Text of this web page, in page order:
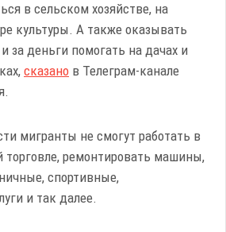
в сельском хозяйстве, на
культуры. А также оказывать
за деньги помогать на дачах и
сказано в Телеграм-канале
мигранты не смогут работать в
торговле, ремонтировать машины,
спортивные,
и так далее.